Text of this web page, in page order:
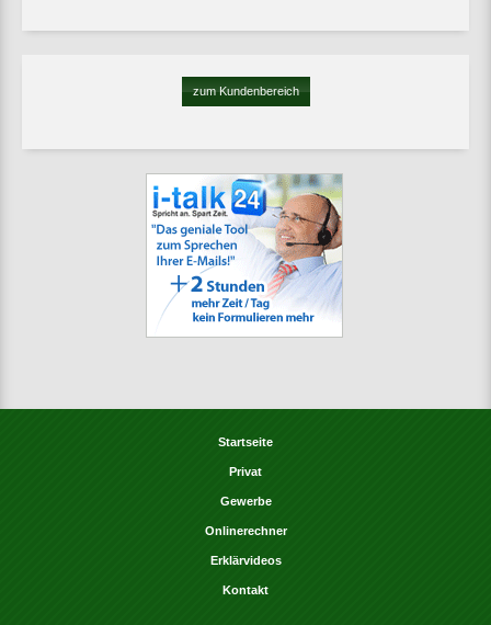
zum Kundenbereich
Startseite
Privat
Gewerbe
Onlinerechner
Erklärvideos
Kontakt